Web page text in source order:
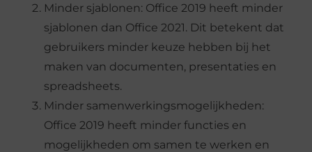
Minder sjablonen: Office 2019 heeft minder
sjablonen dan Office 2021. Dit betekent dat
gebruikers minder keuze hebben bij het
maken van documenten, presentaties en
spreadsheets.
Minder samenwerkingsmogelijkheden:
Office 2019 heeft minder functies en
mogelijkheden om samen te werken en